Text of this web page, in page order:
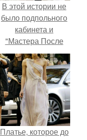
В этой истории не
было подпольного
кабинета и
"Мастера После
Двухнедельных
Курсов".
Платье, которое до